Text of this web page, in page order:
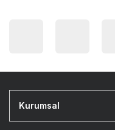
Kurumsal